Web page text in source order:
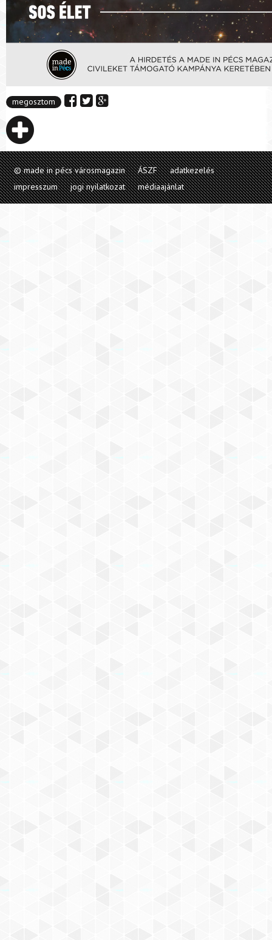
megosztom
© made in pécs városmagazin ÁSZF
adatkezelés
impresszum
jogi nyilatkozat médiaajánlat